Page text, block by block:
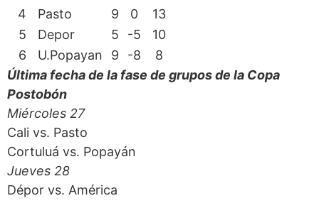
4
Pasto 9 0
13
5
Depor 5 -5
10
6
U.Popayan 9 -8
8
Última fecha de la fase de grupos de la Copa
Postobón
Miércoles 27
Cali vs. Pasto
Cortuluá vs. Popayán
Jueves 28
Dépor vs. América